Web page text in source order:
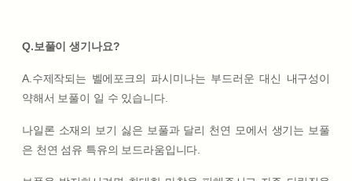
Q.보풀이 생기나요?
A.수제작되는 벨에포크의 파시미나는 부드러운 대신 내구성이
약해서 보풀이 일 수 있습니다.
나일론 소재의 보기 싫은 보풀과 달리 천연 모에서 생기는 보풀
은 천연 섬유 특유의 보드라움입니다.